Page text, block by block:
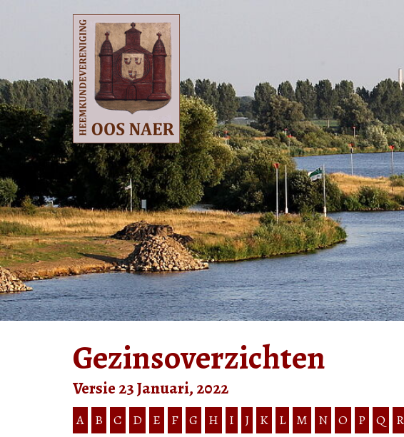
Gezinsoverzichten
Versie 23 Januari, 2022
A B C D E F G H I J K L M N O P Q R